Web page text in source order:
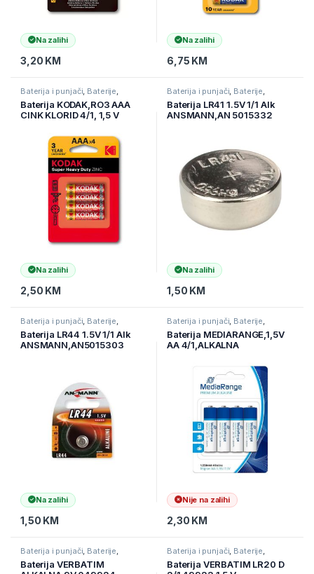
Na zalihi
3,20 KM
Na zalihi
6,75 KM
Baterija i punjači Baterije
Elektronika
Baterija KODAK,RO3 AAA
CINK KLORID 4/1, 1,5 V
Na zalihi
2,50 KM
Baterija i punjači Baterije
Elektronika
Baterija LR41 1.5V 1/1 Alk
ANSMANN,AN 5015332
Na zalihi
1,50 KM
Baterija i punjači, Baterije,
Elektronika
Baterija LR44 1.5V 1/1 Alk
ANSMANN,AN5015303
Na zalihi
1,50 KM
Baterija i punjači, Baterije,
Elektronika
Baterija MEDIARANGE,1,5V
AA 4/1,ALKALNA
Nije na zalihi
2,30 KM
Baterija i punjači, Baterije,
Baterija VERBATIM
Baterija i punjači, Baterije,
Baterija VERBATIM LR20 D